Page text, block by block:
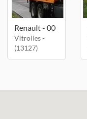
Renault - 00
Vitrolles -
(13127)